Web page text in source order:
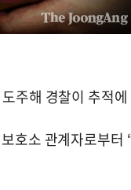
주해 경찰이 추적
호소 관계자로부터